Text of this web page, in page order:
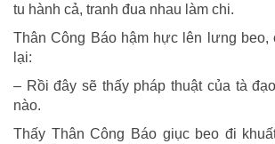
tu hành cả, tranh đua nhau làm chi.
Thân Công Báo hậm hực lên lưng beo,
lại:
– Rồi đây sẽ thấy pháp thuật của tà
nào.
Thấy Thân Công Báo giục beo đi